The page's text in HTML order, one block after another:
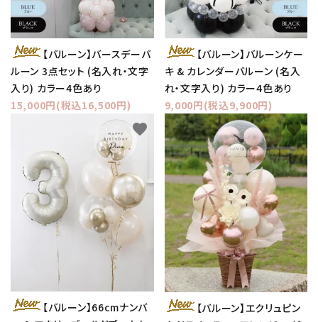
【バルーン】バースデーバ
ルーン 3点セット (名入れ・文字
入り) カラー4色あり
15,000円(税込16,500円)
【バルーン】バルーンケー
キ & カレンダーバルーン (名入
れ・文字入り) カラー4色あり
9,000円(税込9,900円)
【バルーン】66cmナンバ
favorite
【バルーン】エクリュピン
favorite